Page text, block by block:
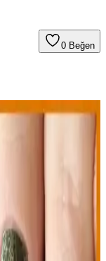
0 Beğen
ve Kalite
günlük
fiyatıyla tercih
öne çıkıyor.
Renklerin